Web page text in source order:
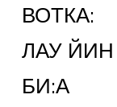
ВОТКА:
ЛАУ ЙИН
БИ:А